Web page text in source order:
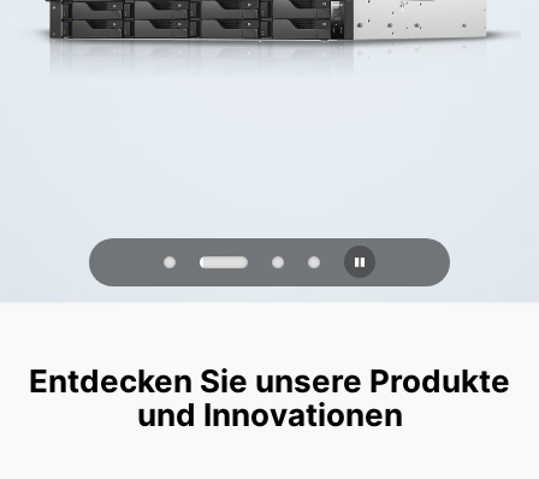
Quantenangriffe
Entdecken Sie unsere Produkte
und Innovationen